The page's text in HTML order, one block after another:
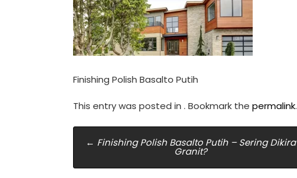
Finishing Polish Basalto Putih
This entry was posted in . Bookmark the permalink.
Post
navigation
← Finishing Polish Basalto Putih – Sering Dikira
Granit?